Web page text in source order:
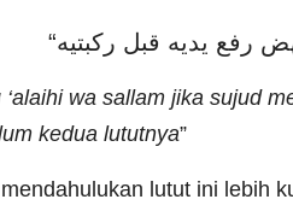
wa sallam jika sujud
kedua lututnya”
lutut ini lebih